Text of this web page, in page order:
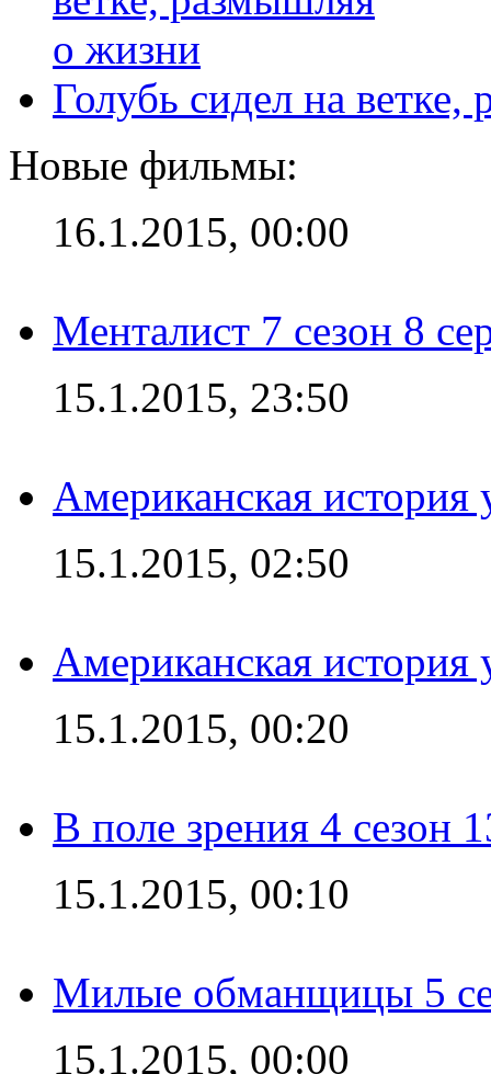
Голубь сидел на
Новые фильмы:
16.1.2015, 00:00
Менталист 7 сезон 8
15.1.2015, 23:50
Американская история
15.1.2015, 02:50
Американская история
15.1.2015, 00:20
В поле зрения 4 сезон
15.1.2015, 00:10
Милые обманщицы 5
15.1.2015, 00:00